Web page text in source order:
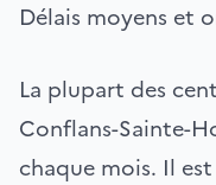
Délais moyens et
La plupart des
Conflans-Sainte-
chaque mois. Il